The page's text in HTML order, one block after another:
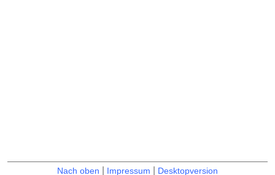
Nach oben Impressum Desktopversion